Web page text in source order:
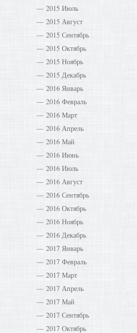
2015 Июль
2015 Август
2015 Сентябрь
2015 Октябрь
2015 Ноябрь
2015 Декабрь
2016 Январь
2016 Февраль
2016 Март
2016 Апрель
2016 Май
2016 Июнь
2016 Июль
2016 Август
2016 Сентябрь
2016 Октябрь
2016 Ноябрь
2016 Декабрь
2017 Январь
2017 Февраль
2017 Март
2017 Апрель
2017 Май
2017 Сентябрь
2017 Октябрь